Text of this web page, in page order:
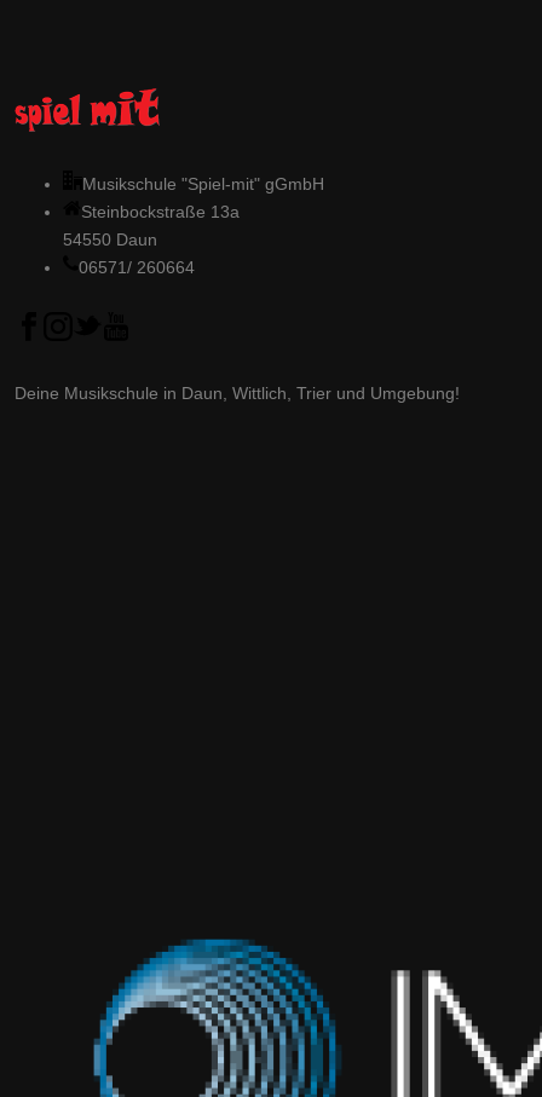
Musikschule "Spiel-mit" gGmbH
Steinbockstraße 13a
54550 Daun
06571/ 260664
Deine Musikschule in Daun, Wittlich, Trier und Umgebung!